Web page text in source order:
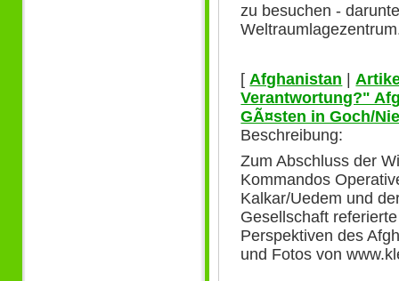
zu besuchen -
[Afghanistan |
Verantwortung?"
GÃ¤sten in Goch/
Beschreibung:
Zum Abschluss der
Kommandos
Kalkar/Uedem und
Gesellschaft
Perspektiven des
und Fotos von